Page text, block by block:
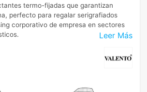
Leer Más
termo-fijadas que garantizan
perfecto para regalar serigrafiados
corporativo de empresa en sectores